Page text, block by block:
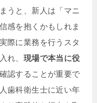
うと、新人は「マニ
感を抱くかもしれま
際に業務を行うスタ
れ、 現場で本当に役
認することが重要で
歯科衛生士に近い年